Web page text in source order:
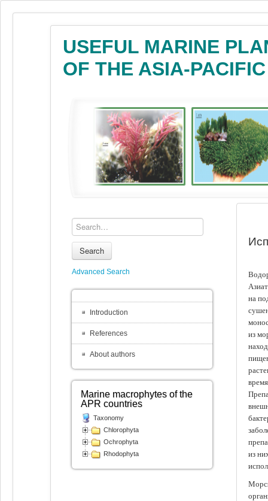
USEFUL MARINE
OF THE ASIA-
на
из
из
Search
Advanced Search
Introduction
References
About authors
Marine macrophytes of the
APR countries
Taxonomy
Chlorophyta
Ochrophyta
Rhodophyta